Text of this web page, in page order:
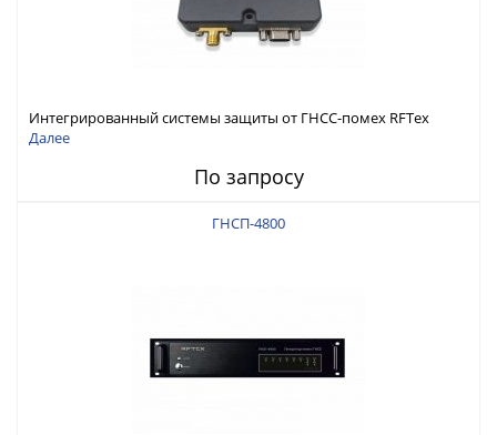
Интегрированный системы защиты от ГНСС-помех RFТех
ИСПП 8100
Далее
По запросу
ГНСП-4800